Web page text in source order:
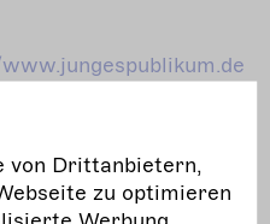
von Drittanbietern,
zu optimieren